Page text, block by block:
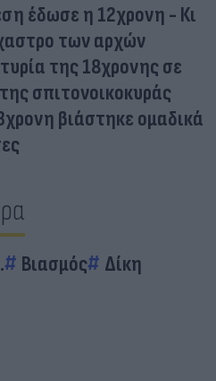
έδωσε η 12χρονη - Κι
των αρχών
της 18χρονης σε
σπιτονοικοκυράς
βιάστηκε ομαδικά
Βιασμός Δίκη